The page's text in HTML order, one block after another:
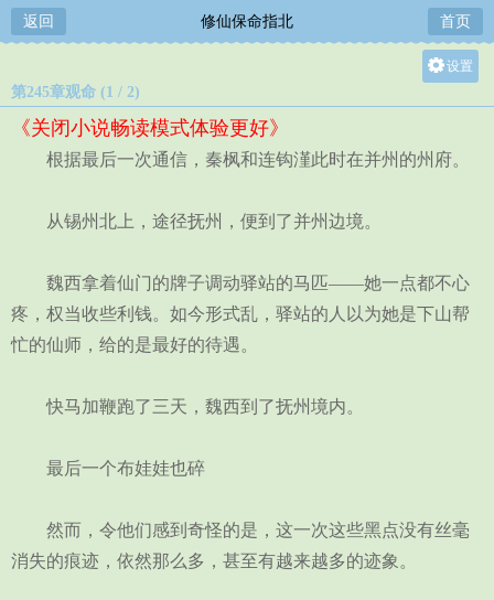
返回 修仙保命指北 首页
设置
中
第245章观命 (1 / 2)
《关闭小说畅读模式体验更好》
根据最后一次通信，秦枫和连钩漌此时在并州的州府。
从锡州北上，途径抚州，便到了并州边境。
魏西拿着仙门的牌子调动驿站的马匹——她一点都不心
疼，权当收些利钱。如今形式乱，驿站的人以为她是下山帮
忙的仙师，给的是最好的待遇。
快马加鞭跑了三天，魏西到了抚州境内。
最后一个布娃娃也碎
然而，令他们感到奇怪的是，这一次这些黑点没有丝毫
消失的痕迹，依然那么多，甚至有越来越多的迹象。